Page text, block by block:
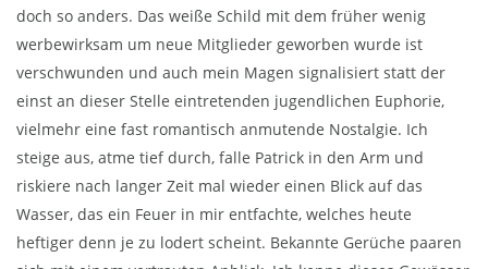
doch so anders. Das weiße Schild mit dem früher wenig
werbewirksam um neue Mitglieder geworben wurde ist
verschwunden und auch mein Magen signalisiert statt der
einst an dieser Stelle eintretenden jugendlichen Euphorie,
vielmehr eine fast romantisch anmutende Nostalgie. Ich
steige aus, atme tief durch, falle Patrick in den Arm und
riskiere nach langer Zeit mal wieder einen Blick auf das
Wasser, das ein Feuer in mir entfachte, welches heute
heftiger denn je zu lodert scheint. Bekannte Gerüche paaren